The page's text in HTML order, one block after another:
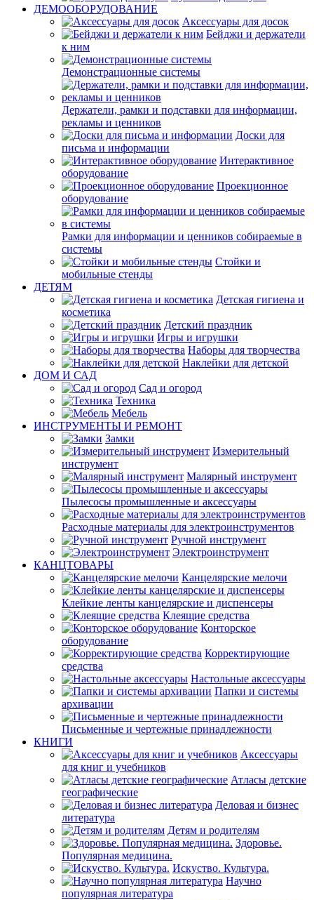
ДЕМООБОРУДОВАНИЕ
Аксессуары для досок
Бейджи и держатели
к ним
Демонстрационные системы
Держатели, рамки и подставки для информации,
рекламы и ценников
Доски для
письма и информации
Интерактивное
оборудование
Проекционное
оборудование
Рамки для информации и ценников собираемые в
системы
Стойки и
мобильные стенды
ДЕТЯМ
Детская гигиена и
косметика
Детский праздник
Игры и игрушки
Наборы для творчества
Наклейки для детской
ДОМ И САД
Сад и огород
Техника
Мебель
ИНСТРУМЕНТЫ И РЕМОНТ
Замки
Измерительный
инструмент
Малярный инструмент
Пылесосы промышленные и аксессуары
Расходные материалы для электроинструментов
Ручной инструмент
Электроинструмент
КАНЦТОВАРЫ
Канцелярские мелочи
Клейкие ленты канцелярские и диспенсеры
Клеящие средства
Конторское
оборудование
Корректирующие
средства
Настольные аксессуары
Папки и системы
архивации
Письменные и чертежные принадлежности
КНИГИ
Аксессуары
для книг и учебников
Атласы детские
географические
Деловая и бизнес
литература
Детям и родителям
Здоровье.
Популярная медицина.
Искуство. Культура.
Научно
популярная литература